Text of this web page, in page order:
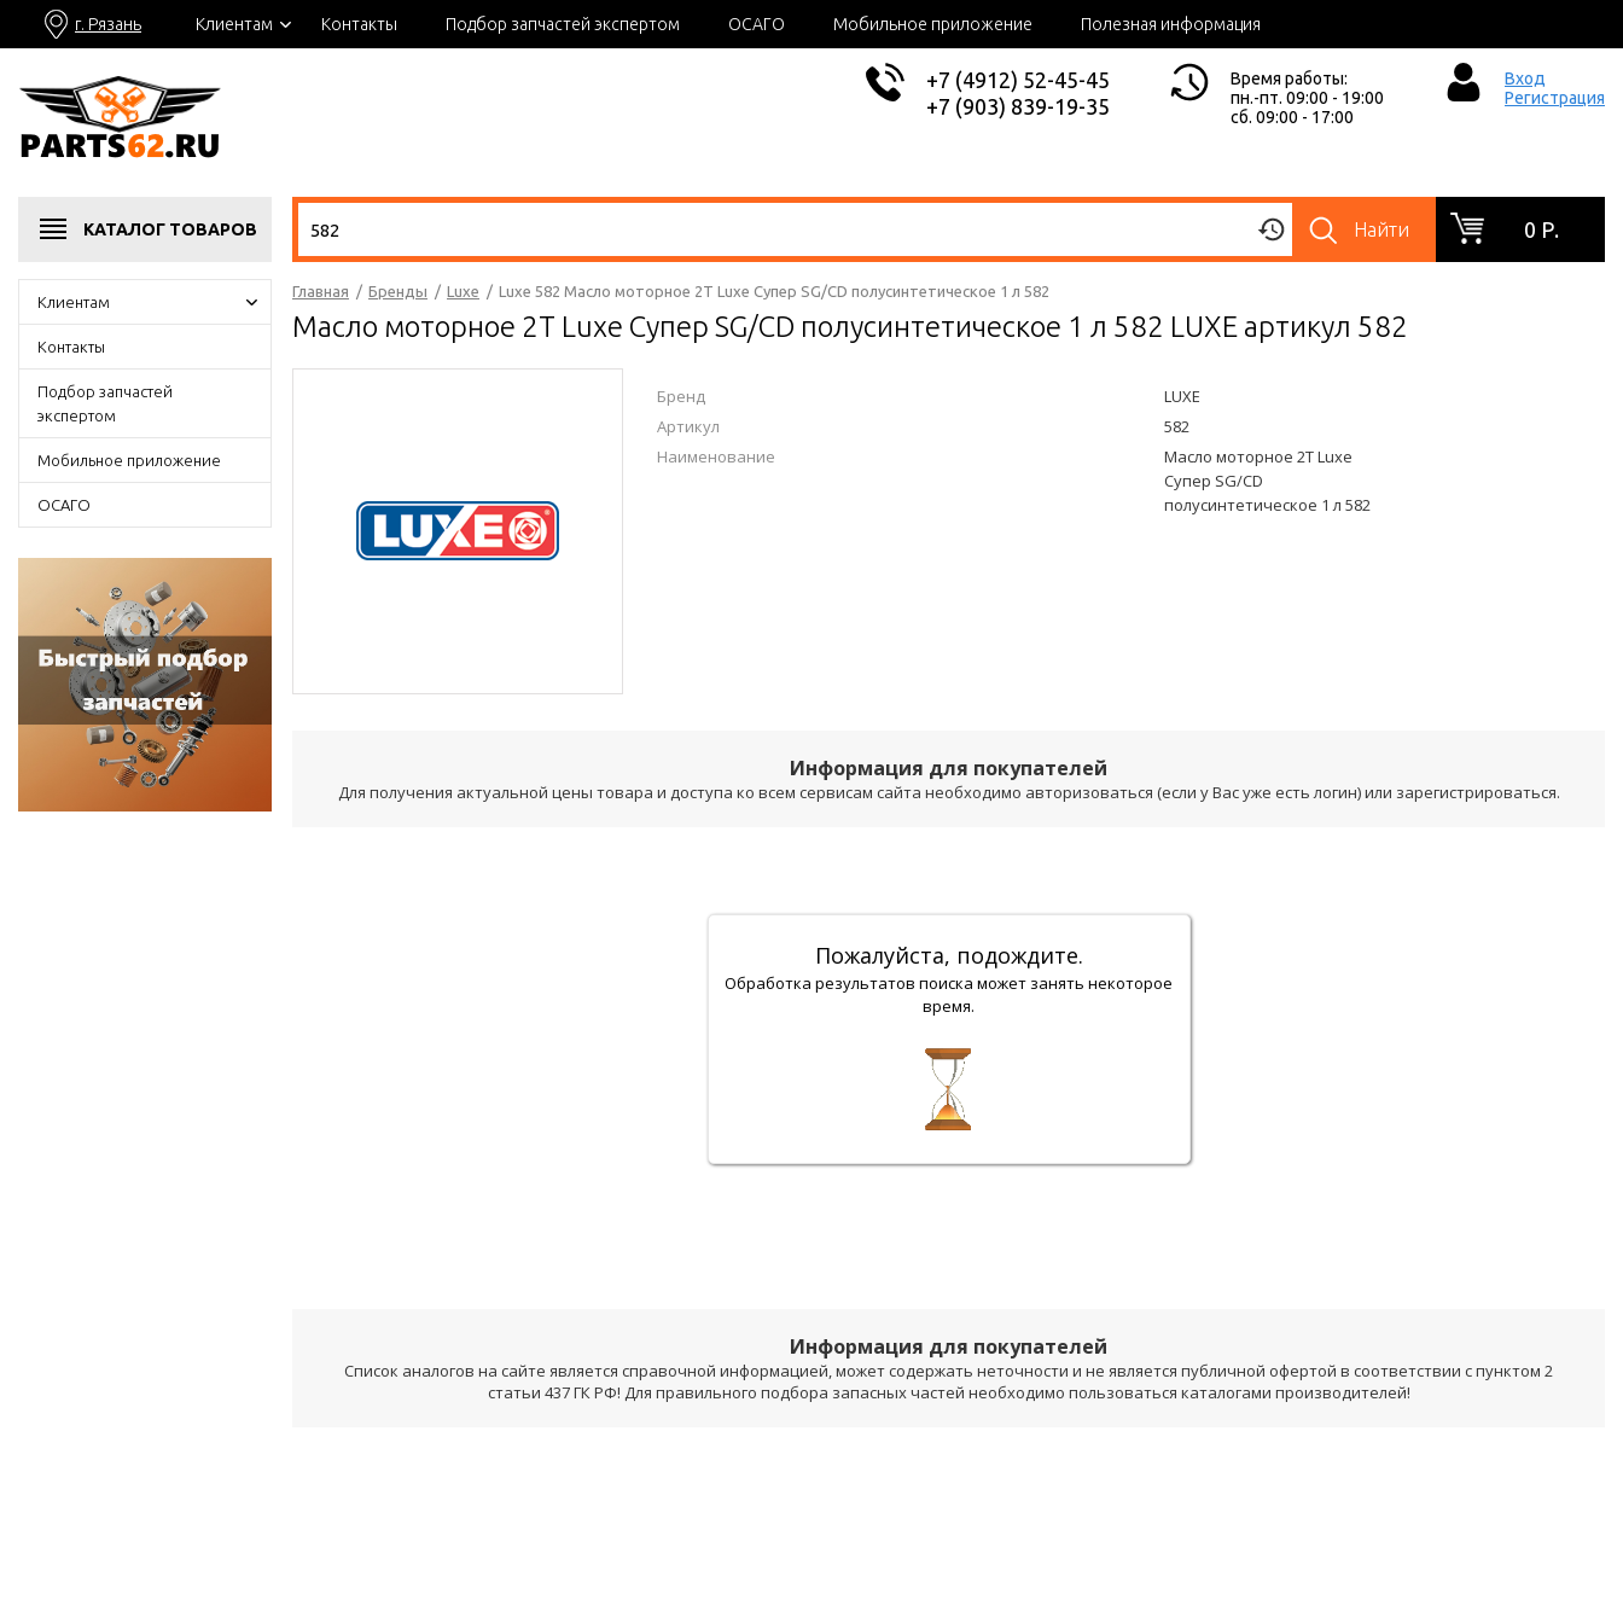
г. Рязань Клиентам Контакты Подбор запчастей экспертом ОСАГО Мобильное приложение Полезная информация
+7 (4912) 52-45-45
+7 (903) 839-19-35
Время работы:
пн.-пт. 09:00 - 19:00
сб. 09:00 - 17:00
Вход
Регистрация
КАТАЛОГ ТОВАРОВ Найти 0 Р.
Клиентам
Контакты
Подбор запчастей
экспертом
Мобильное приложение
ОСАГО
Главная / Бренды / Luxe / Luxe 582 Масло моторное 2T Luxe Супер SG/CD полусинтетическое 1 л 582
Масло моторное 2T Luxe Супер SG/CD полусинтетическое 1 л 582 LUXE артикул 582
Бренд
LUXE
Артикул
582
Наименование
Масло моторное 2T Luxe
Супер SG/CD
полусинтетическое 1 л 582
Информация для покупателей
Для получения актуальной цены товара и доступа ко всем сервисам сайта необходимо авторизоваться (если у Вас уже есть логин) или зарегистрироваться.
Пожалуйста, подождите.
Обработка результатов поиска может занять некоторое
время.
Информация для покупателей
Список аналогов на сайте является справочной информацией, может содержать неточности и не является публичной офертой в соответствии с пунктом 2
статьи 437 ГК РФ! Для правильного подбора запасных частей необходимо пользоваться каталогами производителей!